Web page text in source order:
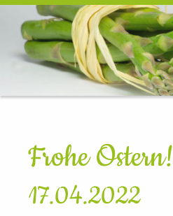
Frohe Ostern!
17.04.2022